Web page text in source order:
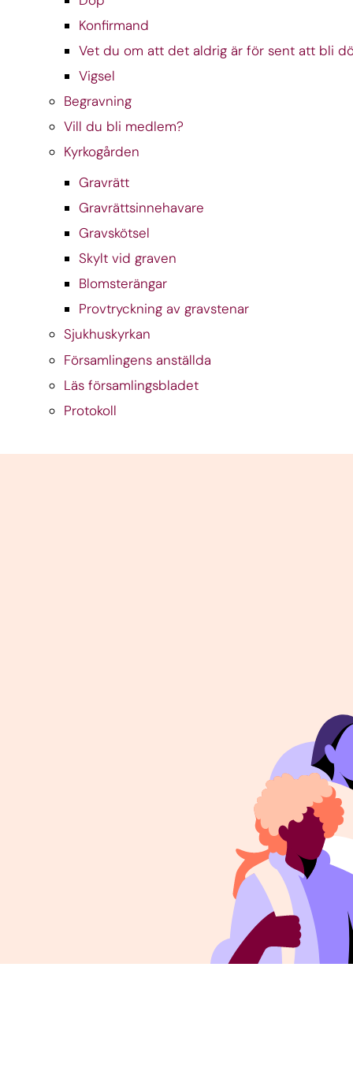
Konfirmand
Vet du om att det aldrig är för sent att bli
Vigsel
Begravning
Vill du bli medlem?
Kyrkogården
Gravrätt
Gravrättsinnehavare
Gravskötsel
Skylt vid graven
Blomsterängar
Provtryckning av gravstenar
Sjukhuskyrkan
Församlingens anställda
Läs församlingsbladet
Protokoll